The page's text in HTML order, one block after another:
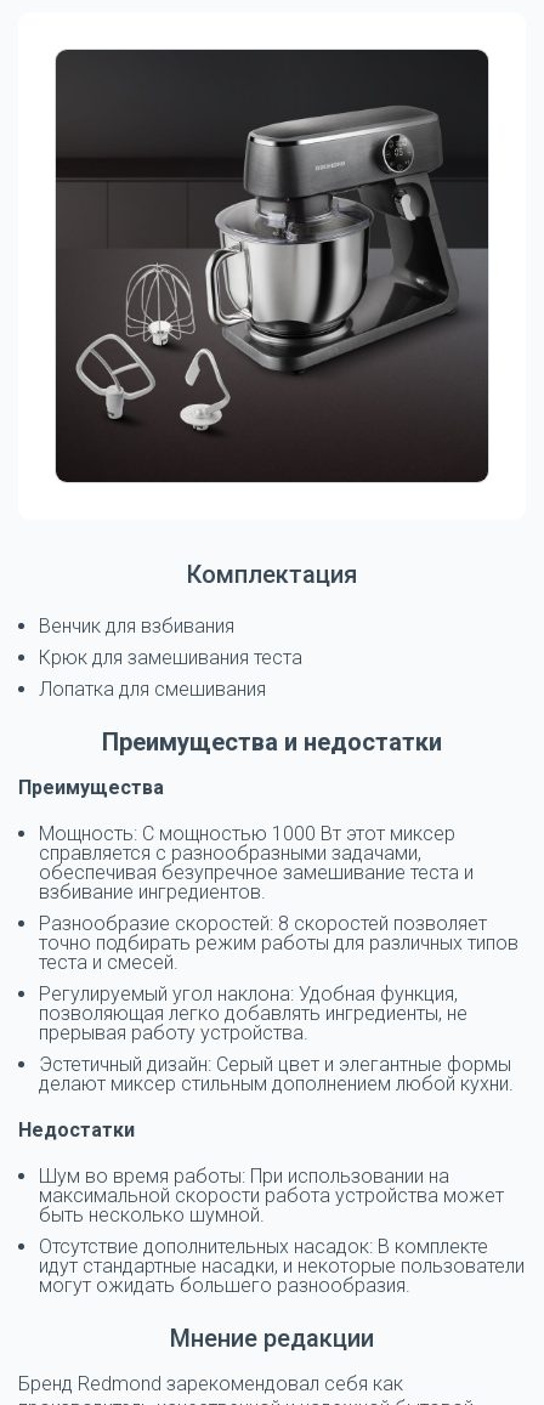
Комплектация
Венчик для взбивания
Крюк для замешивания теста
Лопатка для смешивания
Преимущества и недостатки
Преимущества
Мощность: С мощностью 1000 Вт этот миксер
справляется с разнообразными задачами,
обеспечивая безупречное замешивание теста и
взбивание ингредиентов.
Разнообразие скоростей: 8 скоростей позволяет
точно подбирать режим работы для различных типов
теста и смесей.
Регулируемый угол наклона: Удобная функция,
позволяющая легко добавлять ингредиенты, не
прерывая работу устройства.
Эстетичный дизайн: Серый цвет и элегантные формы
делают миксер стильным дополнением любой кухни.
Недостатки
Шум во время работы: При использовании на
максимальной скорости работа устройства может
быть несколько шумной.
Отсутствие дополнительных насадок: В комплекте
идут стандартные насадки, и некоторые пользователи
могут ожидать большего разнообразия.
Мнение редакции
Бренд Redmond зарекомендовал себя как